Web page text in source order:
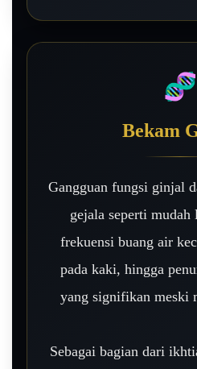
🧬
Bekam
Gangguan fungsi ginjal
gejala seperti mudah
frekuensi buang air
pada kaki, hingga
yang signifikan meski
Sebagai bagian dari